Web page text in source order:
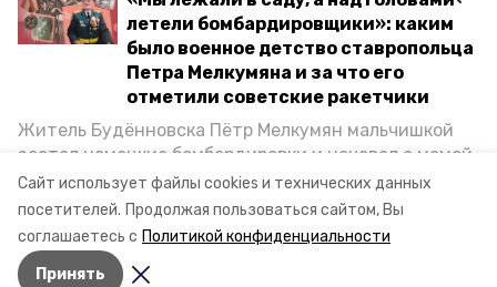
Сайт использует файлы cookies и технических данных
посетителей. Продолжая пользоваться сайтом, Вы
соглашаетесь с Политикой конфиденциальности
Принять
летели бомбардировщики»: каким
было военное детство ставропольца
Петра Мелкумяна и за что его
отметили советские ракетчики
Житель Будённовска Пётр Мелкумян мальчишкой
застал немецкие бомбардировки и ночевал с мамой
под открытым небом, когда гитлеровцы заняли их
дом. Чем запомнились эти дни, как выживали после
и чем Пётр помог ракетным войскам — в новом
материале спецпроекта «Победы26» «Дети
Великой Отечественной».
населения нет», – цитирует ИА
«Победа26» Владимира Козлова.
Напомним, что единичную вспышку
сибирской язвы на Ставрополье
выявили и оперативно локализовали 26
декабря.
Авторы: Сергей Гаврилюк